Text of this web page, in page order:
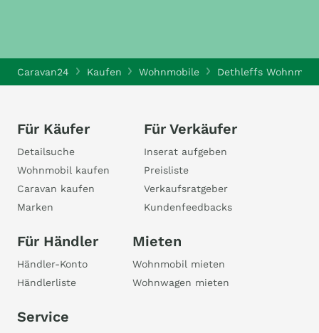
Caravan24 Kaufen Wohnmobile Dethleffs
Für Käufer
Detailsuche
Wohnmobil kaufen
Caravan kaufen
Marken
Für Verkäufer
Inserat aufgeben
Preisliste
Verkaufsratgeber
Kundenfeedbacks
Für Händler
Händler-Konto
Händlerliste
Mieten
Wohnmobil mieten
Wohnwagen mieten
Service